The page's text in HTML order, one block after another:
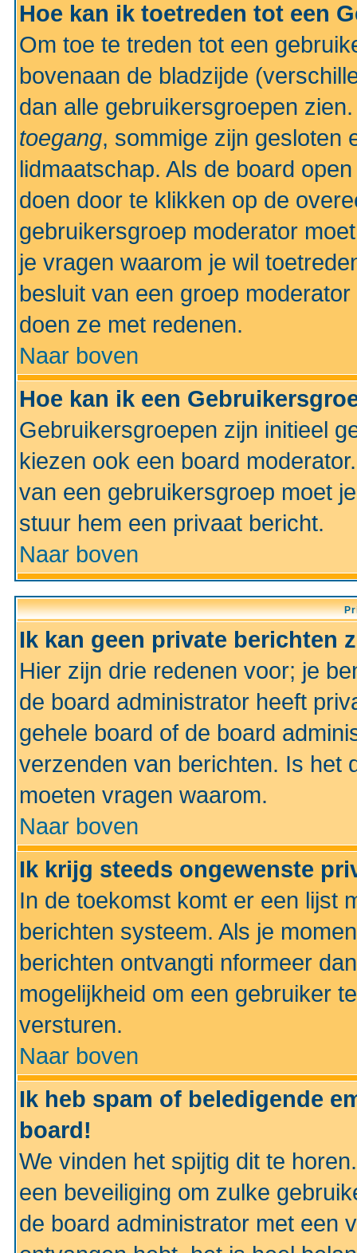
Hoe kan ik toetreden tot een
Om toe te treden tot een
bovenaan de bladzijde
dan alle gebruikersgroepen
toegang, sommige zijn gesloten
lidmaatschap. Als de board
doen door te klikken op de
gebruikersgroep moderator
je vragen waarom je wil
besluit van een groep
doen ze met redenen.
Naar boven
Hoe kan ik een
Gebruikersgroepen zijn initieel
kiezen ook een board
van een gebruikersgroep moet
stuur hem een privaat bericht.
Naar boven
Ik kan geen private berichten
Hier zijn drie redenen voor; je
de board administrator heeft
gehele board of de board
verzenden van berichten. Is het
moeten vragen waarom.
Naar boven
Ik krijg steeds ongewenste
In de toekomst komt er een lijst
berichten systeem. Als je
berichten ontvangti nformeer
mogelijkheid om een gebruiker
versturen.
Naar boven
Ik heb spam of beledigende
board!
We vinden het spijtig dit te
een beveiliging om zulke
de board administrator met een